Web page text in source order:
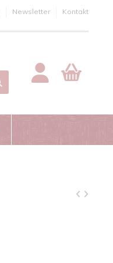
Newsletter Kontakt